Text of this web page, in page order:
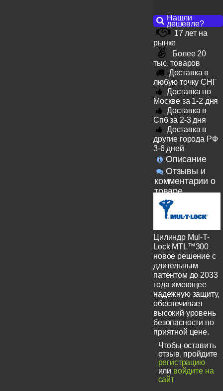
Нашли
дешевле?
17 лет на
рынке
Более 20
тыс. товаров
Доставка в
любую точку СНГ
Доставка по
Москве за 1-2 дня
Доставка в
Спб за 2-3 дня
Доставка в
другие города РФ
3-6 дней
Описание
Отзывы и
комментарии о
товаре
Цилиндр Mul-T-
Lock MTL™300
новое решение с
длительным
патентом до 2033
года имеющее
надежную защиту,
обеспечивает
высокий уровень
безопасности по
приятной цене.
Чтобы оставить
отзыв, пройдите
регистрацию
или войдите на
сайт